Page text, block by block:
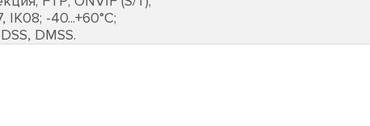
-40...+60°C;
DMSS.